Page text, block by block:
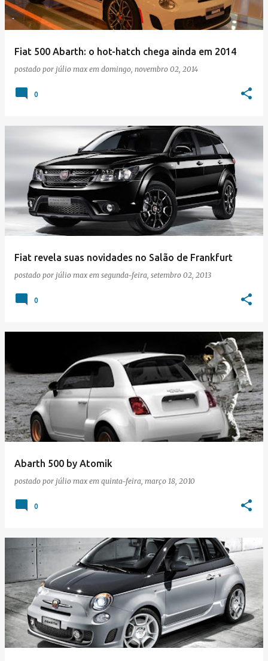
Fiat 500 Abarth: o hot-hatch chega ainda em 2014
postado por júlio max em domingo, novembro 02, 2014
0
Fiat revela suas novidades no Salão de Frankfurt
postado por júlio max em segunda-feira, setembro 02, 2013
0
Abarth 500 by Atomik
postado por júlio max em quinta-feira, março 18, 2010
0